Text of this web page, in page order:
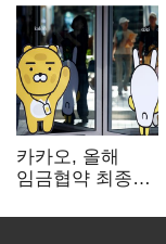
카카오, 올해
임금협약 최종
인상·격려금